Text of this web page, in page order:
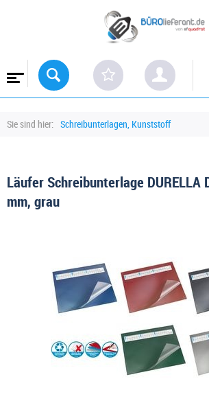
Sie sind hier: Schreibunterlagen, Kunststoff
Läufer Schreibunterlage DURELLA
mm, grau